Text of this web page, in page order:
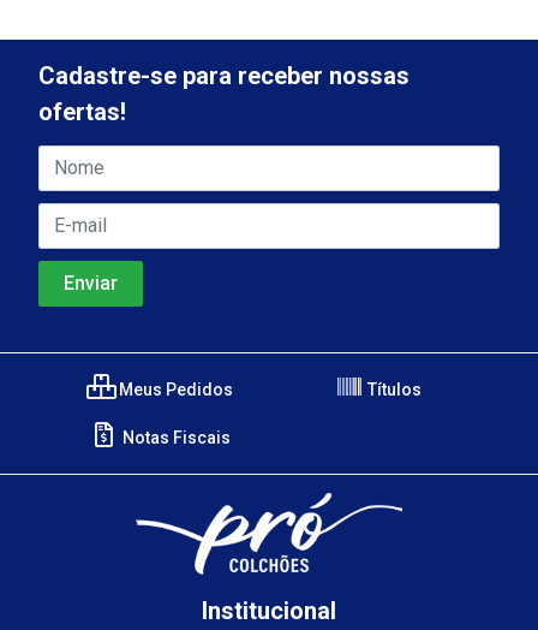
Cadastre-se para receber nossas
ofertas!
Meus Pedidos Títulos
Notas Fiscais
Institucional